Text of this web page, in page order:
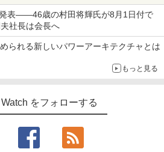
表――46歳の村田将輝氏が8月1日付で
社長は会長へ
られる新しいパワーアーキテクチャとは
もっと見る
をフォローする